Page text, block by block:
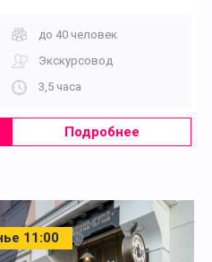
до 40 человек
Экскурсовод
3,5 часа
Подробнее
11:00